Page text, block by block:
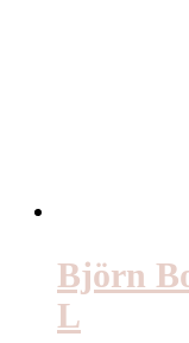
Björn
L